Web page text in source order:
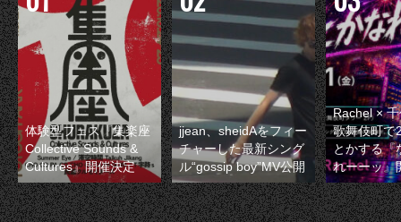
体験型フェス『集楽座
Collective Sounds &
Cultures』開催決定
jjean、sheidAをフィー
チャーした最新シング
ル“gossip boy”MV公開
Rachel ×
歌舞伎町で
とかする『
れーーッ』